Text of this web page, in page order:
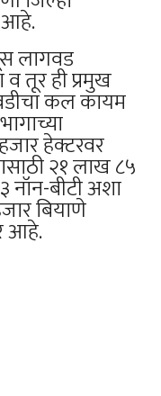
आहे.
लागवड
तूर ही प्रमुख
कल कायम
हेक्टरवर
२१ लाख ८५
नॉन-बीटी अशा
बियाणे
आहे.